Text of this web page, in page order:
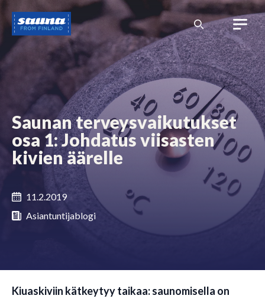
sisältöön
Sauna
from
Finland
Saunan terveysvaikutukset
osa 1: Johdatus viisasten
kivien äärelle
11.2.2019
Asiantuntijablogi
Kiuaskiviin kätkeytyy taikaa: saunomisella on